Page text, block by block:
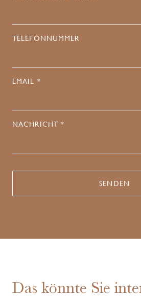
TELEFONNUMMER
EMAIL *
NACHRICHT *
Das könnte Sie